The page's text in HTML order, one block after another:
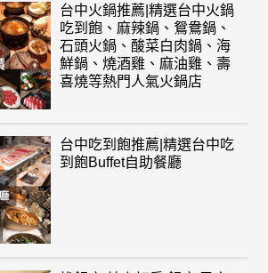
台中火鍋推薦|精選台中火鍋
吃到飽、麻辣鍋、鴛鴦鍋、
石頭火鍋、酸菜白肉鍋、海
鮮鍋、燒酒雞、麻油雞、壽
喜燒等熱門人氣火鍋店
台中吃到飽推薦|精選台中吃
到飽Buffet自助餐廳